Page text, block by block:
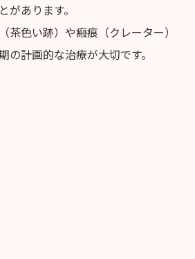
があります。
茶色い跡）や瘢痕（クレーター）
の計画的な治療が大切です。